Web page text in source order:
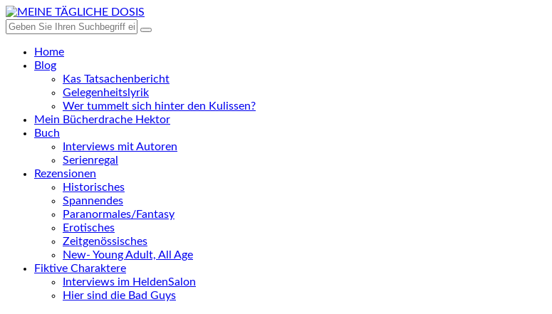
Home
Blog
Kas Tatsachenbericht
Gelegenheitslyrik
Wer tummelt sich hinter den Kulissen?
Mein Bücherdrache Hektor
Buch
Interviews mit Autoren
Serienregal
Rezensionen
Historisches
Spannendes
Paranormales/Fantasy
Erotisches
Zeitgenössisches
New- Young Adult, All Age
Fiktive Charaktere
Interviews im HeldenSalon
Hier sind die Bad Guys